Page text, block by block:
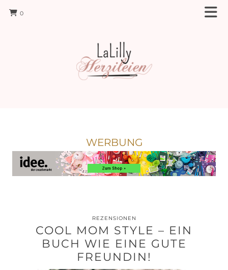
0
WERBUNG
REZENSIONEN
COOL MOM STYLE – EIN
BUCH WIE EINE GUTE
FREUNDIN!